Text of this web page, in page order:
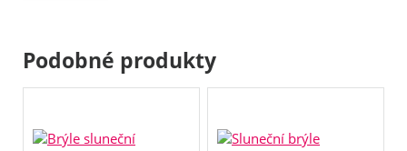
Podobné produkty